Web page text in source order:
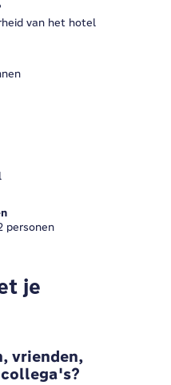
van het hotel
personen
je
vrienden,